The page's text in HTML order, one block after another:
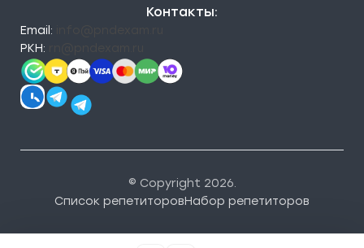
Контакты:
Email:
РКН:
© Copyright 2026.
Список репетиторовНабор репетиторов